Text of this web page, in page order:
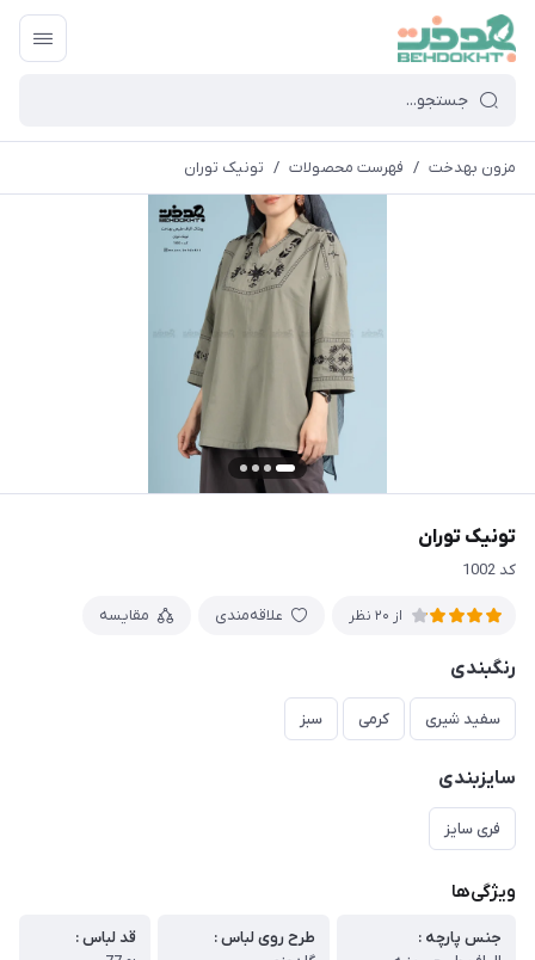
مزون بهدخت / فهرست محصولات / تونیک توران
تونیک توران
کد 1002
از 20 نظر علاقه‌مندی مقایسه
رنگبندی
سفید شیری کرمی سبز
سایزبندی
فری سایز
ویژگی‌ها
جنس پارچه :
طرح روی لباس :
قد لباس :